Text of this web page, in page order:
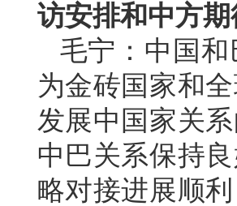
访安排和中方期
毛宁：中国
为金砖国家和
发展中国家关
中巴关系保持
略对接进展顺